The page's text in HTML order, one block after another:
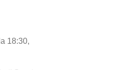
18:30,